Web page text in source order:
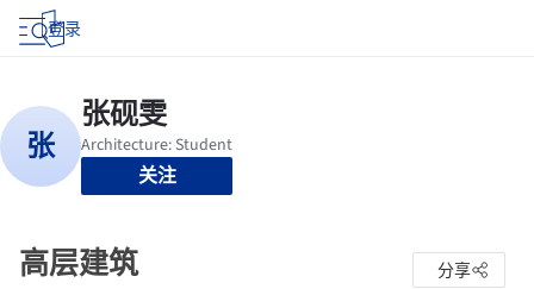
登录
关注
高层建筑 分享